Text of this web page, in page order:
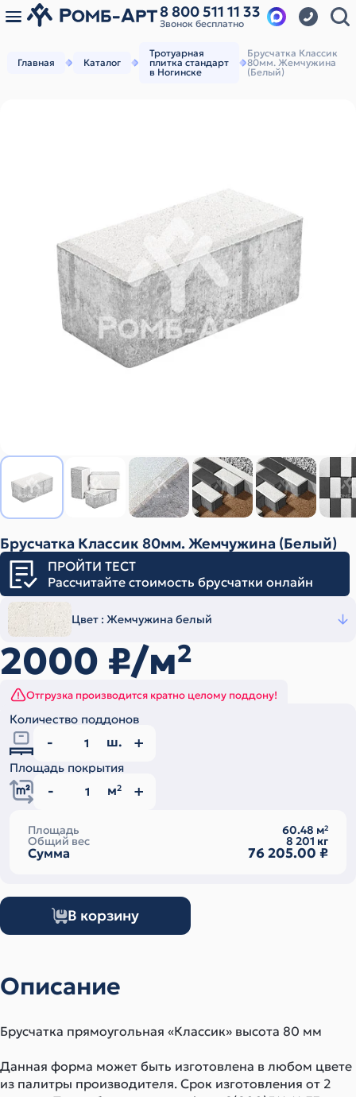
8 800 511 11 33
Звонок бесплатно
Главная Каталог
Тротуарная
плитка стандарт
в Ногинске
Брусчатка Классик
80мм. Жемчужина
(Белый)
Брусчатка Классик 80мм. Жемчужина (Белый)
ПРОЙТИ ТЕСТ
Рассчитайте стоимость брусчатки онлайн
Цвет : Жемчужина белый
2000 ₽/м2
Отгрузка производится кратно целому поддону!
Количество поддонов
ш.
Площадь покрытия
м2
Площадь 60.48 м2
Общий вес 8 201 кг
Сумма 76 205.00 ₽
В корзину
Описание
Брусчатка прямоугольная «Классик» высота 80 мм
Данная форма может быть изготовлена в любом цвете
из палитры производителя. Срок изготовления от 2